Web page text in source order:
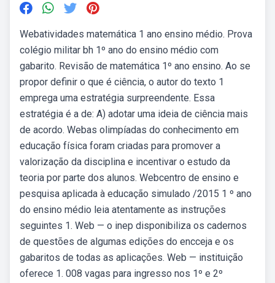
Webatividades matemática 1 ano ensino médio. Prova
colégio militar bh 1º ano do ensino médio com
gabarito. Revisão de matemática 1º ano ensino. Ao se
propor definir o que é ciência, o autor do texto 1
emprega uma estratégia surpreendente. Essa
estratégia é a de: A) adotar uma ideia de ciência mais
de acordo. Webas olimpíadas do conhecimento em
educação física foram criadas para promover a
valorização da disciplina e incentivar o estudo da
teoria por parte dos alunos. Webcentro de ensino e
pesquisa aplicada à educação simulado /2015 1 º ano
do ensino médio leia atentamente as instruções
seguintes 1. Web — o inep disponibiliza os cadernos
de questões de algumas edições do encceja e os
gabaritos de todas as aplicações. Web — instituição
oferece 1. 008 vagas para ingresso nos 1º e 2º